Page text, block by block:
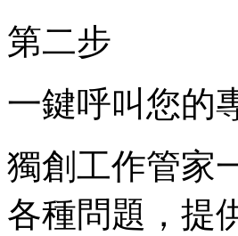
第二步
一鍵呼叫您的
獨創工作管家
各種問題，提